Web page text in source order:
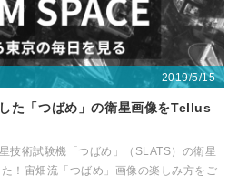
2019/5/15
た「つばめ」の衛星画像をTellus
技術試験機「つばめ」（SLATS）の衛星
！宙畑流「つばめ」画像の楽しみ方をご